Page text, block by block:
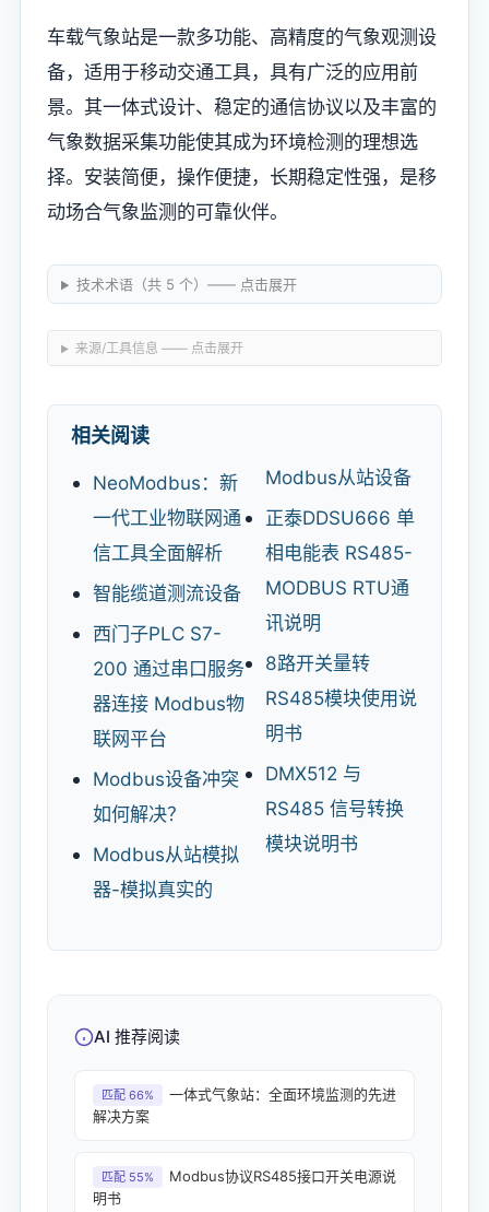
车载气象站是一款多功能、高精度的气象观测设
备，适用于移动交通工具，具有广泛的应用前
景。其一体式设计、稳定的通信协议以及丰富的
气象数据采集功能使其成为环境检测的理想选
择。安装简便，操作便捷，长期稳定性强，是移
动场合气象监测的可靠伙伴。
技术术语（共 5 个）—— 点击展开
来源/工具信息 —— 点击展开
相关阅读
NeoModbus：新
一代工业物联网通
信工具全面解析
智能缆道测流设备
西门子PLC S7-
200 通过串口服务
器连接 Modbus物
联网平台
Modbus设备冲突
如何解决？
Modbus从站模拟
器-模拟真实的
Modbus从站设备
正泰DDSU666 单
相电能表 RS485-
MODBUS RTU通
讯说明
8路开关量转
RS485模块使用说
明书
DMX512 与
RS485 信号转换
模块说明书
AI 推荐阅读
匹配 66%
一体式气象站：全面环境监测的先进
解决方案
匹配 55%
Modbus协议RS485接口开关电源说
明书